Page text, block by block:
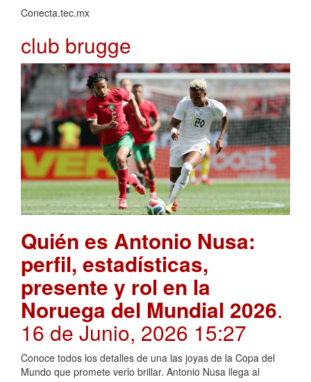
Conecta.tec.mx
club brugge
Quién es Antonio Nusa:
perfil, estadísticas,
presente y rol en la
Noruega del Mundial 2026.
16 de Junio, 2026 15:27
Conoce todos los detalles de una las joyas de la Copa del
Mundo que promete verlo brillar. Antonio Nusa llega al